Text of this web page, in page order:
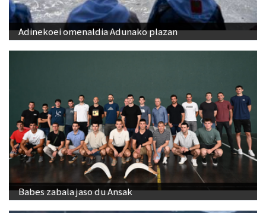
Adinekoei omenaldia Adunako plazan
Babes zabala jaso du Ansak